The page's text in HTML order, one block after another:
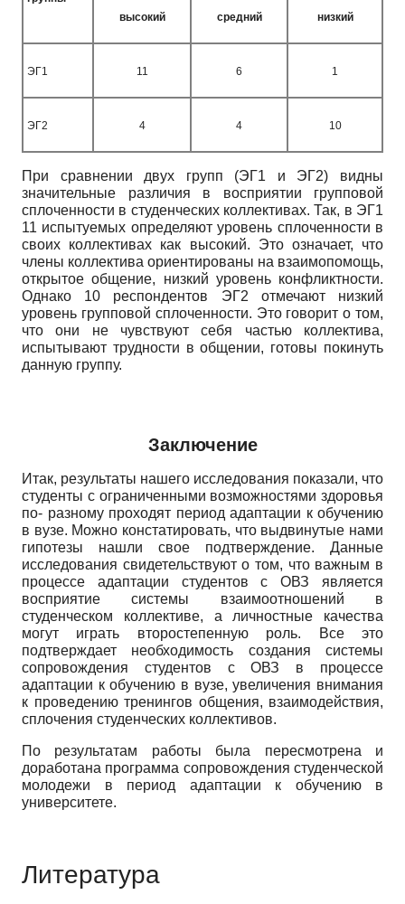
высокий
средний низкий
ЭГ1 11 6 1
ЭГ2 4 4 10
При сравнении двух групп (ЭГ1 и ЭГ2) видны
значительные различия в восприятии групповой
сплоченности в студенческих коллективах. Так, в ЭГ1
11 испытуемых определяют уровень сплоченности в
своих коллективах как высокий. Это означает, что
члены коллектива ориентированы на взаимопомощь,
открытое общение, низкий уровень конфликтности.
Однако 10 респондентов ЭГ2 отмечают низкий
уровень групповой сплоченности. Это говорит о том,
что они не чувствуют себя частью коллектива,
испытывают трудности в общении, готовы покинуть
данную группу.
Заключение
Итак, результаты нашего исследования показали, что
студенты с ограниченными возможностями здоровья
по- разному проходят период адаптации к обучению
в вузе. Можно констатировать, что выдвинутые нами
гипотезы нашли свое подтверждение. Данные
исследования свидетельствуют о том, что важным в
процессе адаптации студентов с ОВЗ является
восприятие системы взаимоотношений в
студенческом коллективе, а личностные качества
могут играть второстепенную роль. Все это
подтверждает необходимость создания системы
сопровождения студентов с ОВЗ в процессе
адаптации к обучению в вузе, увеличения внимания
к проведению тренингов общения, взаимодействия,
сплочения студенческих коллективов.
По результатам работы была пересмотрена и
доработана программа сопровождения студенческой
молодежи в период адаптации к обучению в
университете.
Литература